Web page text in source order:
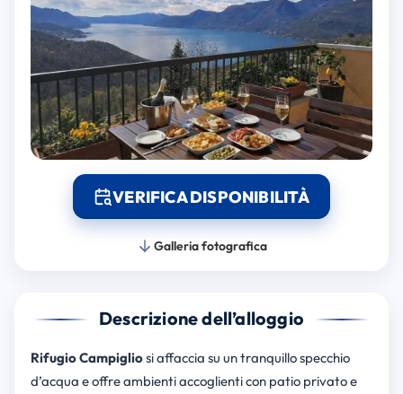
VERIFICA DISPONIBILITÀ
Galleria fotografica
Descrizione dell’alloggio
Rifugio Campigliosi affaccia su un tranquillo specchio
d’acqua e offre ambienti accoglienti con patio privato e